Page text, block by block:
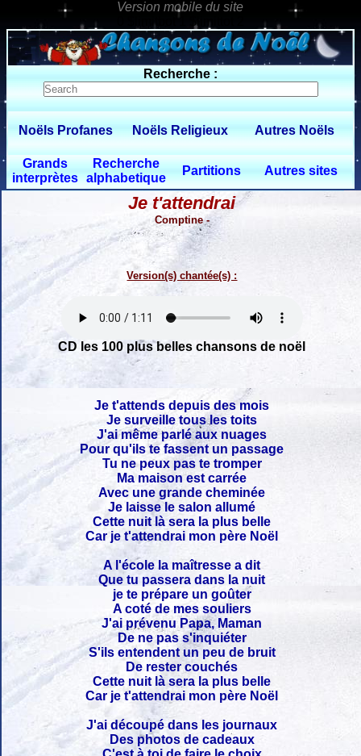
0 $limitbot 1 $limittot 2
Recherche :
Noëls Profanes Noëls Religieux Autres Noëls
Grands
interprètes
Recherche
alphabetique
Partitions Autres sites
Je t'attendrai
Comptine -
Version(s) chantée(s) :
CD les 100 plus belles chansons de noël
Je t'attends depuis des mois
Je surveille tous les toits
J'ai même parlé aux nuages
Pour qu'ils te fassent un passage
Tu ne peux pas te tromper
Ma maison est carrée
Avec une grande cheminée
Je laisse le salon allumé
Cette nuit là sera la plus belle
Car je t'attendrai mon père Noël
A l'école la maîtresse a dit
Que tu passera dans la nuit
je te prépare un goûter
A coté de mes souliers
J'ai prévenu Papa, Maman
De ne pas s'inquiéter
S'ils entendent un peu de bruit
De rester couchés
Cette nuit là sera la plus belle
Car je t'attendrai mon père Noël
J'ai découpé dans les journaux
Des photos de cadeaux